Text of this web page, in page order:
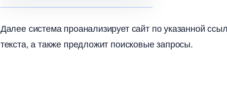
Далее система проанализирует сайт по указанной
текста, а также предложит поисковые запросы.